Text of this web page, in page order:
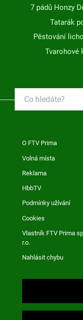
7 pádů Honzy
Tatarák
Pěstování
Tvarohové
O FTV Prima
Volná místa
Reklama
HbbTV
Podmínky užívání
Cookies
Vlastník FTV Prima
r.o.
Nahlásit chybu